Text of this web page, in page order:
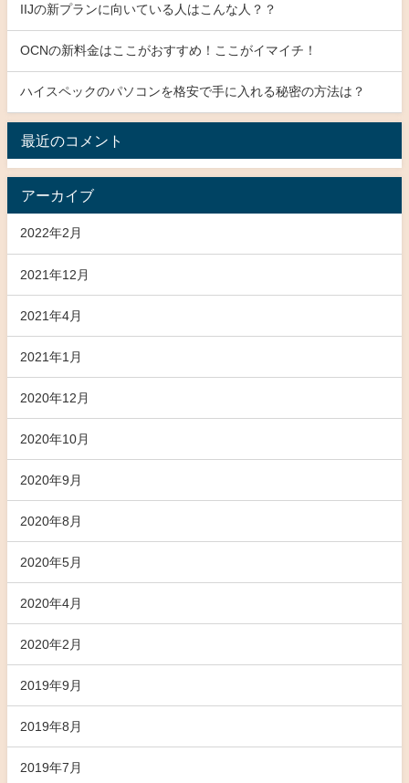
IIJの新プランに向いている人はこんな人？？
OCNの新料金はここがおすすめ！ここがイマイチ！
ハイスペックのパソコンを格安で手に入れる秘密の方法は？
最近のコメント
アーカイブ
2022年2月
2021年12月
2021年4月
2021年1月
2020年12月
2020年10月
2020年9月
2020年8月
2020年5月
2020年4月
2020年2月
2019年9月
2019年8月
2019年7月